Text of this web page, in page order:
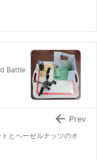
Battle
とヘーゼルナッツのオ
 Prev